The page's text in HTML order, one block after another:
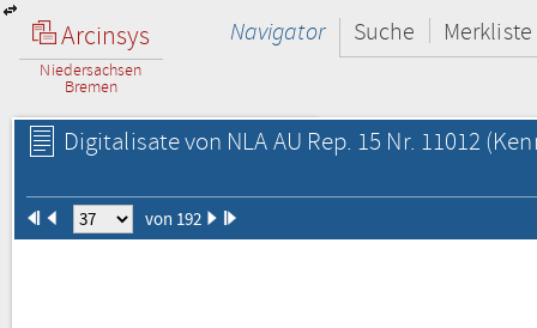
Arcinsys
Niedersachsen
Bremen
Navigator Suche Merkliste
Digitalisate von NLA AU Rep. 15 Nr. 11012
von 192